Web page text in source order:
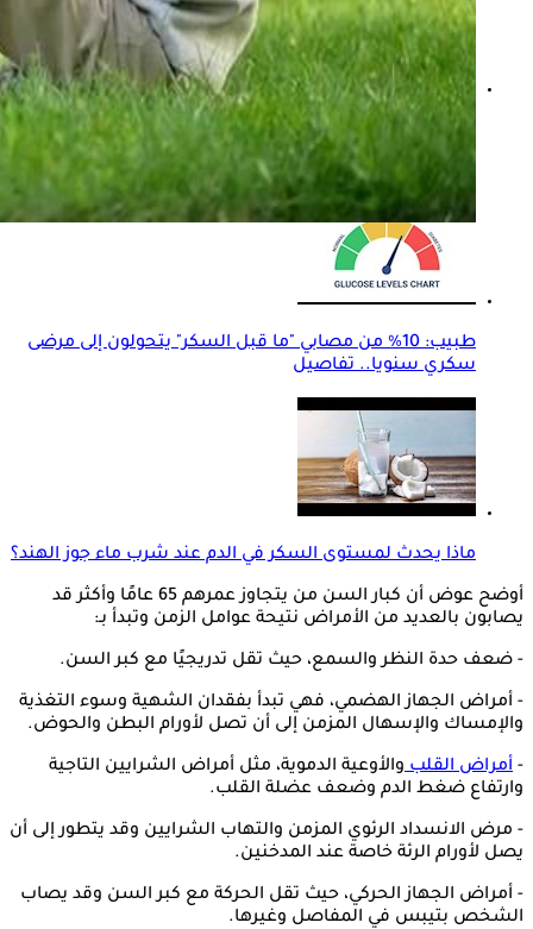
الصحة تستعين بخبرات د. أسامة حمدي في توسع التوعية
بالسكري والسمنة
طبيب: 10% من مصابي "ما قبل السكر" يتحولون إلى مرضى
سكري سنويا.. تفاصيل
ماذا يحدث لمستوى السكر في الدم عند شرب ماء جوز الهند؟
أوضح عوض أن كبار السن من يتجاوز عمرهم 65 عامًا وأكثر قد
يصابون بالعديد من الأمراض نتيحة عوامل الزمن وتبدأ بـ:
- ضعف حدة النظر والسمع، حيث تقل تدريجيًا مع كبر السن.
- أمراض الجهاز الهضمي، فهي تبدأ بفقدان الشهية وسوء التغذية
والإمساك والإسهال المزمن إلى أن تصل لأورام البطن والحوض.
- أمراض القلبوالأوعية الدموية، مثل أمراض الشرايين التاجية
وارتفاع ضغط الدم وضعف عضلة القلب.
- مرض الانسداد الرئوي المزمن والتهاب الشرايين وقد يتطور إلى أن
يصل لأورام الرئة خاصة عند المدخنين.
- أمراض الجهاز الحركي، حيث تقل الحركة مع كبر السن وقد يصاب
الشخص بتيبس في المفاصل وغيرها.